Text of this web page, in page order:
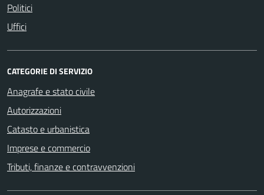
Politici
Uffici
CATEGORIE DI SERVIZIO
Anagrafe e stato civile
Autorizzazioni
Catasto e urbanistica
Imprese e commercio
Tributi, finanze e contravvenzioni